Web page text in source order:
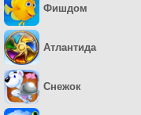
Фишдом
Атлантида
Снежок